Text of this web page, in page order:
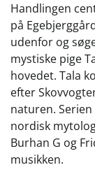
Handlingen
på
udenfor og
mystiske pige
hovedet. Tala
efter
naturen. Serien
nordisk
Burhan G og
musikken.